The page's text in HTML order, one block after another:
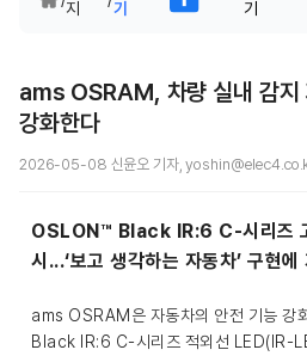
지
기
ams OSRAM, 차량 실내 감지
강화한다
2026-05-08 신윤오 기자,
OSLON™ Black IR:6 C-시리즈
시...‘보고 생각하는 자동차’ 구현에
ams OSRAM은 자동차의 안전 기능 강
Black IR:6 C-시리즈 적외선 LED(IR-